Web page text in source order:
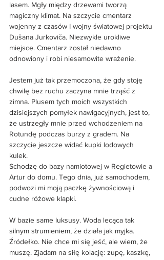
lasem. Mgły między drzewami tworzą
magiczny klimat. Na szczycie cmentarz
wojenny z czasów I wojny światowej projektu
Dušana Jurkoviča. Niezwykle urokliwe
miejsce. Cmentarz został niedawno
odnowiony i robi niesamowite wrażenie.
Jestem już tak przemoczona, że gdy stoję
chwilę bez ruchu zaczyna mnie trząść z
zimna. Plusem tych moich wszystkich
dzisiejszych pomyłek nawigacyjnych, jest to,
że ustrzegły mnie przed wchodzeniem na
Rotundę podczas burzy z gradem. Na
szczycie jeszcze widać kupki lodowych
kulek.
Schodzę do bazy namiotowej w Regietowie a
Artur do domu. Tego dnia, już samochodem,
podwozi mi moją paczkę żywnościową i
cudne różowe klapki.
W bazie same luksusy. Woda lecąca tak
silnym strumieniem, że działa jak myjka.
Źródełko. Nie chce mi się jeść, ale wiem, że
muszę. Zjadam na siłę kolację: zupę, kaszkę,